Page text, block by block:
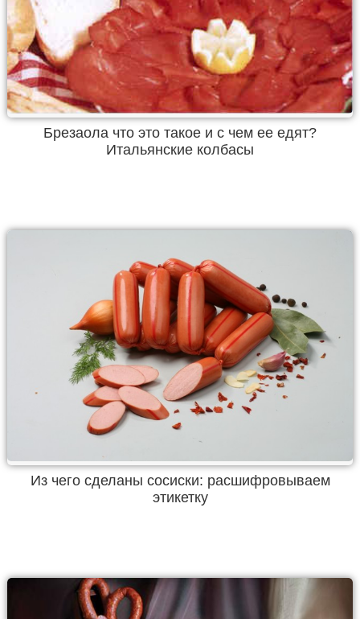
Брезаола что это такое и с чем ее едят?
Итальянские колбасы
Из чего сделаны сосиски: расшифровываем
этикетку